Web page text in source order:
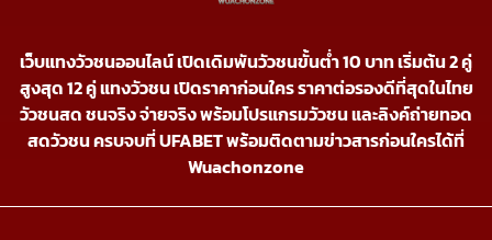
เว็บแทงวัวชนออนไลน์ เปิดเดิมพันวัวชนขั้นต่ำ 10 บาท เริ่มต้น 2 คู่
สูงสุด 12 คู่ แทงวัวชน เปิดราคาก่อนใคร ราคาต่อรองดีที่สุดในไทย
วัวชนสด ชนจริง จ่ายจริง พร้อมโปรแกรมวัวชน และลิงค์ถ่ายทอด
สดวัวชน ครบจบที่ UFABET พร้อมติดตามข่าวสารก่อนใครได้ที่
Wuachonzone